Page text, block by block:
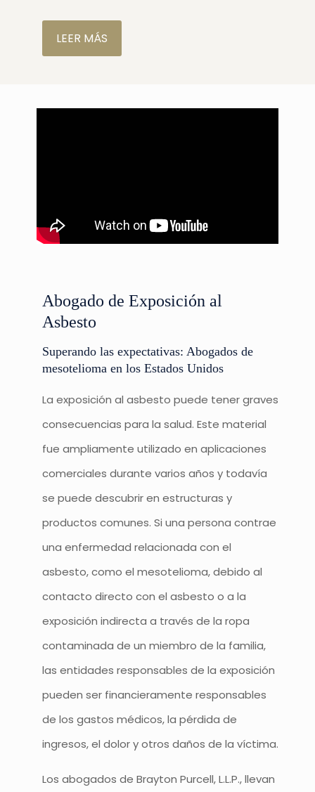
LEER MÁS
Abogado de Exposición al
Asbesto
Superando las expectativas: Abogados de
mesotelioma en los Estados Unidos
La exposición al asbesto puede tener graves
consecuencias para la salud. Este material
fue ampliamente utilizado en aplicaciones
comerciales durante varios años y todavía
se puede descubrir en estructuras y
productos comunes. Si una persona contrae
una enfermedad relacionada con el
asbesto, como el mesotelioma, debido al
contacto directo con el asbesto o a la
exposición indirecta a través de la ropa
contaminada de un miembro de la familia,
las entidades responsables de la exposición
pueden ser financieramente responsables
de los gastos médicos, la pérdida de
ingresos, el dolor y otros daños de la víctima.
Los abogados de Brayton Purcell, L.L.P., llevan